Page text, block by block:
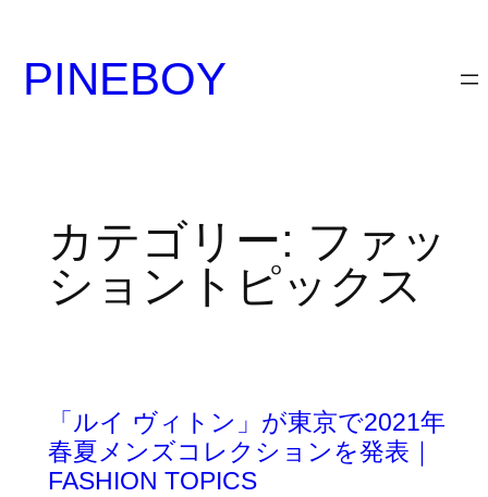
PINEBOY
カテゴリー: ファッ
ショントピックス
「ルイ ヴィトン」が東京で2021年
春夏メンズコレクションを発表｜
FASHION TOPICS